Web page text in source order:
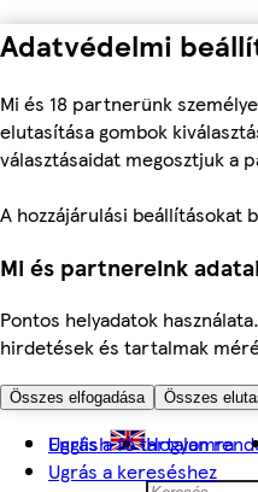
Adatvédelmi
Mi és 18 partnerünk
elutasítása gombok
választásaidat megosztjuk a
A hozzájárulási beállításokat
Mi és partnereink
Pontos helyadatok
hirdetések és tartalmak
Összes elfogadása Összes
Ugrás a fő tartalomra
Ugrás a kereséshez
English Hogyan